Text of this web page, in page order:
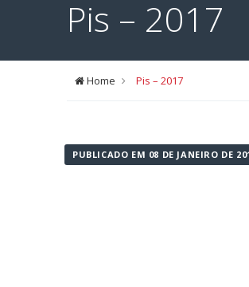
Pis – 2017
Home Pis – 2017
PUBLICADO EM 08 DE JANEIRO DE